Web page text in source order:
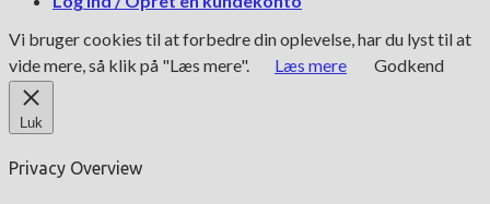
Vi bruger cookies til at forbedre din oplevelse, har du lyst til at
vide mere, så klik på "Læs mere".
Læs mere Godkend
Luk
Privacy Overview